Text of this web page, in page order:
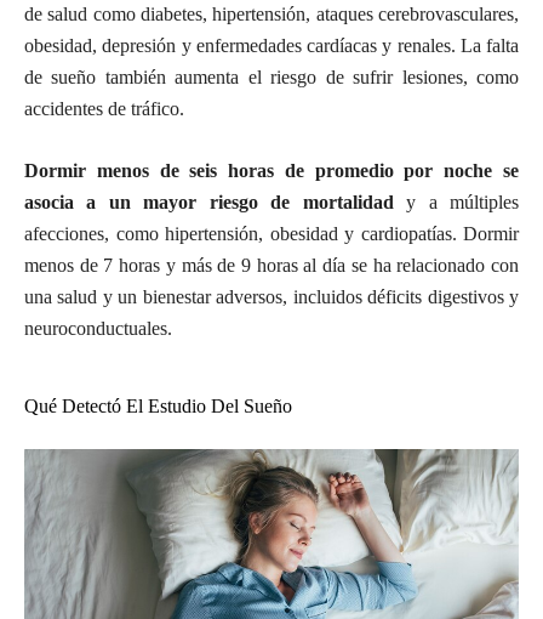
de salud como diabetes, hipertensión, ataques cerebrovasculares,
obesidad, depresión y enfermedades cardíacas y renales. La falta
de sueño también aumenta el riesgo de sufrir lesiones, como
accidentes de tráfico.
Dormir menos de seis horas de promedio por noche se
asocia a un mayor riesgo de mortalidady a múltiples
afecciones, como hipertensión, obesidad y cardiopatías. Dormir
menos de 7 horas y más de 9 horas al día se ha relacionado con
una salud y un bienestar adversos, incluidos déficits digestivos y
neuroconductuales.
Qué Detectó El Estudio Del Sueño